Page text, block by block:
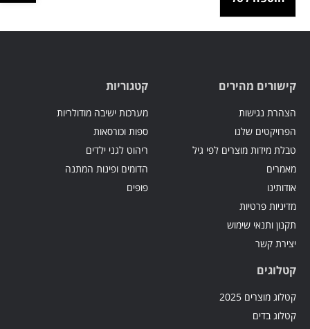
קישורים מהירים
הצהרת נגישות
הפרויקטים שלנו
טבלת מידות מוצרים לפי גיל
מאמרים
אודותינו
מדיניות פרטיות
תקנון ותנאי שימוש
יצירת קשר
קטגוריות
מערכות ישיבה מודולריות
ספות וכורסאות
ריהוט לגני ילדים
הדומים ופינות המתנה
פופים
קטלוגים
קטלוג מוצרים 2025
קטלוג בדים